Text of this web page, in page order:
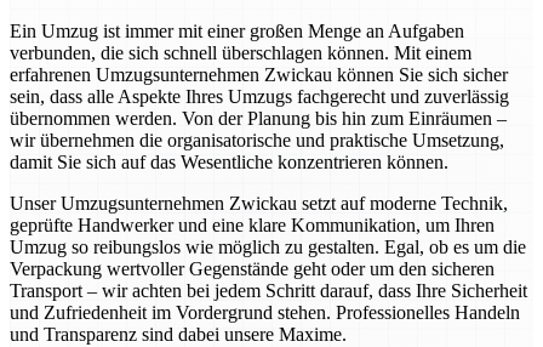
Ein Umzug ist immer mit einer großen Menge an Aufgaben
verbunden, die sich schnell überschlagen können. Mit einem
erfahrenen Umzugsunternehmen Zwickau können Sie sich sicher
sein, dass alle Aspekte Ihres Umzugs fachgerecht und zuverlässig
übernommen werden. Von der Planung bis hin zum Einräumen –
wir übernehmen die organisatorische und praktische Umsetzung,
damit Sie sich auf das Wesentliche konzentrieren können.
Unser Umzugsunternehmen Zwickau setzt auf moderne Technik,
geprüfte Handwerker und eine klare Kommunikation, um Ihren
Umzug so reibungslos wie möglich zu gestalten. Egal, ob es um die
Verpackung wertvoller Gegenstände geht oder um den sicheren
Transport – wir achten bei jedem Schritt darauf, dass Ihre Sicherheit
und Zufriedenheit im Vordergrund stehen. Professionelles Handeln
und Transparenz sind dabei unsere Maxime.